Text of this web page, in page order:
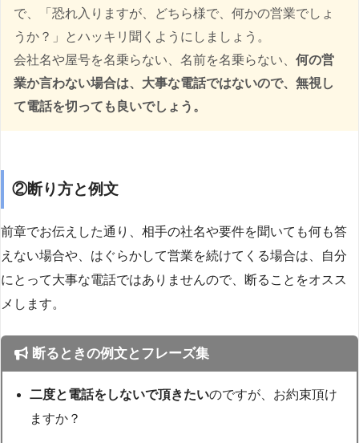
で、「恐れ入りますが、どちら様で、何かの営業でしょ
うか？」とハッキリ聞くようにしましょう。
会社名や屋号を名乗らない、名前を名乗らない、 何の営
業か言わない場合は、大事な電話ではないので、無視し
て電話を切っても良いでしょう。
②断り方と例文
前章でお伝えした通り、相手の社名や要件を聞いても何も答
えない場合や、はぐらかして営業を続けてくる場合は、自分
にとって大事な電話ではありませんので、断ることをオスス
メします。
断るときの例文とフレーズ集
二度と電話をしないで頂きたいのですが、お約束頂け
ますか？